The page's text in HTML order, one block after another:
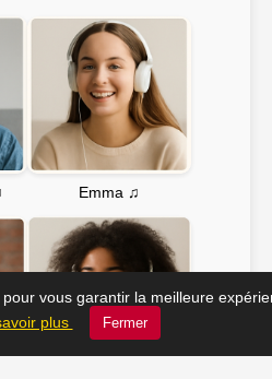
Emma ♫
vous garantir la meilleure
plus
Fermer